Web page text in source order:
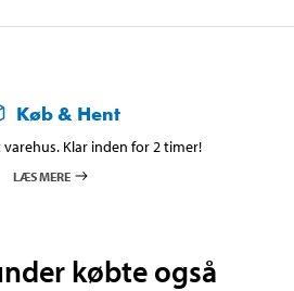
Køb & Hent
varehus. Klar inden for 2 timer!
LÆS MERE
købte også